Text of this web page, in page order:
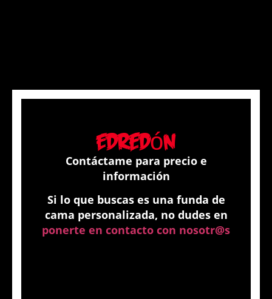
Edredón
Contáctame para precio e
información
Si lo que buscas es una funda de
cama personalizada, no dudes en
ponerte en contacto con nosotr@s